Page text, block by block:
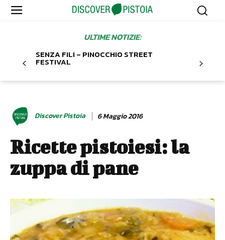
ULTIME NOTIZIE:
SENZA FILI – PINOCCHIO STREET
FESTIVAL
Discover Pistoia 6 Maggio 2016
Ricette pistoiesi: la
zuppa di pane